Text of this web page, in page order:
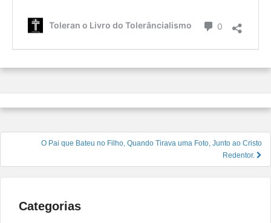
é
Toleran o Livro do Tolerâncialismo 0 Comentário
Navegação
Post
O Pai que Bateu no Filho, Quando Tirava uma Foto, Junto ao Cristo
Redentor.
Categorias